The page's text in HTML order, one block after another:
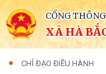
CỔNG
XÃ HÀ
CHỈ ĐẠO ĐIỀU HÀNH